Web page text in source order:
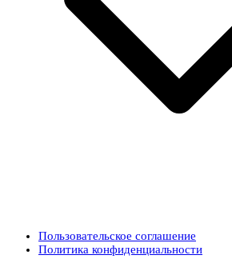
Пользовательское соглашение
Политика конфиденциальности